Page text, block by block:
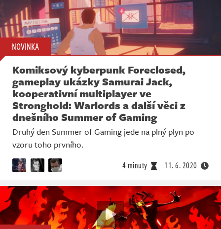
NOVINKA
Komiksový kyberpunk Foreclosed,
gameplay ukázky Samurai Jack,
kooperativní multiplayer ve
Stronghold: Warlords a další věci z
dnešního Summer of Gaming
Druhý den Summer of Gaming jede na plný plyn po
vzoru toho prvního.
4 minuty 11. 6. 2020